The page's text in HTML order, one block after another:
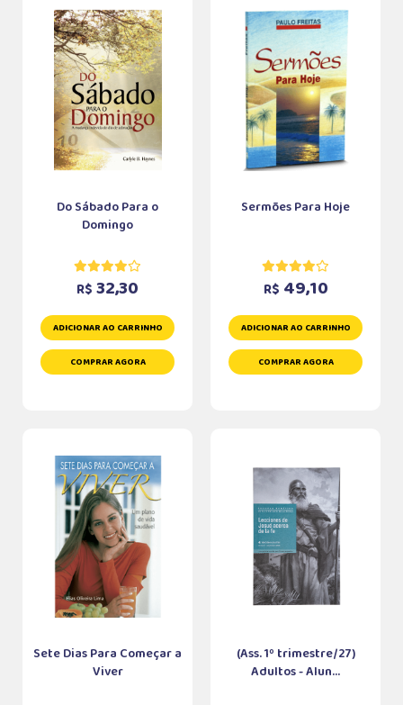
Do Sábado Para o
Domingo
R$ 32,30
ADICIONAR AO CARRINHO
COMPRAR AGORA
Sermões Para Hoje
R$ 49,10
ADICIONAR AO CARRINHO
COMPRAR AGORA
Sete Dias Para Começar a
Viver
(Ass. 1º trimestre/27)
Adultos - Alun...